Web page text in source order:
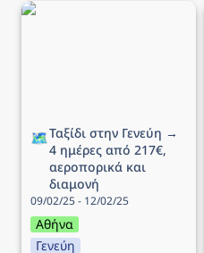
Ταξίδι στην Γενεύη → 4
🗺️Ταξίδι στην Γενεύη →
4 ημέρες από 217€,
αεροπορικά και
διαμονή
09/02/25 - 12/02/25
Αθήνα
Γενεύη